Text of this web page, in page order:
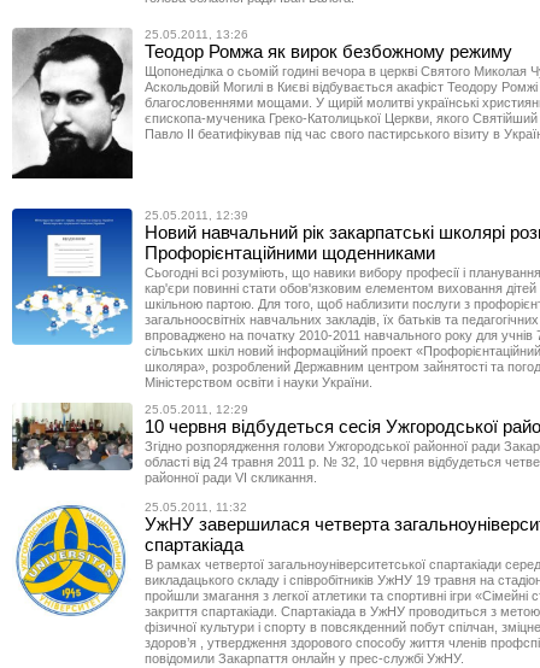
25.05.2011, 13:26
Теодор Ромжа як вирок безбожному режиму
Щопонеділка о сьомій годині вечора в церкві Святого Миколая
Аскольдовій Могилі в Києві відбувається акафіст Теодору Ромжі
благословеннями мощами. У щирій молитві українські
єпископа-мученика Греко-Католицької Церкви, якого
Павло ІІ беатифікував під час свого пастирського візиту в
25.05.2011, 12:39
Новий навчальний рік закарпатські школярі
Профорієнтаційними щоденниками
Сьогодні всі розуміють, що навики вибору професії і
кар'єри повинні стати обов'язковим елементом виховання
шкільною партою. Для того, щоб наблизити послуги з
загальноосвітніх навчальних закладів, їх батьків та
впроваджено на початку 2010-2011 навчального року для учнів
сільських шкіл новий інформаційний проект
школяра», розроблений Державним центром зайнятості та
Міністерством освіти і науки України.
25.05.2011, 12:29
10 червня відбудеться сесія Ужгородської
Згідно розпорядження голови Ужгородської районної ради
області від 24 травня 2011 р. № 32, 10 червня відбудеться
районної ради VІ скликання.
25.05.2011, 11:32
УжНУ завершилася четверта
спартакіада
В рамках четвертої загальноуніверситетської спартакіади
викладацького складу і співробітників УжНУ 19 травня на
пройшли змагання з легкої атлетики та спортивні ігри «Сімейні
закриття спартакіади. Спартакіада в УжНУ проводиться з
фізичної культури і спорту в повсякденний побут спілчан,
здоров’я , утвердження здорового способу життя членів
повідомили Закарпаття онлайн у прес-службі УжНУ.